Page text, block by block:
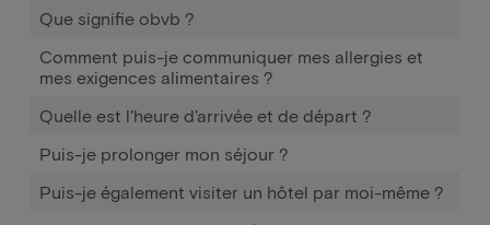
Que signifie obvb ?
Comment puis-je communiquer mes allergies et
mes exigences alimentaires ?
Quelle est l'heure d'arrivée et de départ ?
Puis-je prolonger mon séjour ?
Puis-je également visiter un hôtel par moi-même ?